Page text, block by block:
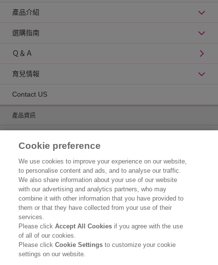
產品介紹
選購指南
Ｑ＆Ａ
育兒情報
Contact US
產品資訊
消費者服務聯絡方式
公司資訊
認識花王
花王化學品事業
Cookie preference
We use cookies to improve your experience on our website,
to personalise content and ads, and to analyse our traffic.
We also share information about your use of our website
with our advertising and analytics partners, who may
combine it with other information that you have provided to
them or that they have collected from your use of their
services.
Please clickAccept All Cookies if you agree with the use
of all of our cookies.
Please clickCookie Settingsto customize your cookie
settings on our website.